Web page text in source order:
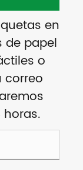
en
de papel
o
correo